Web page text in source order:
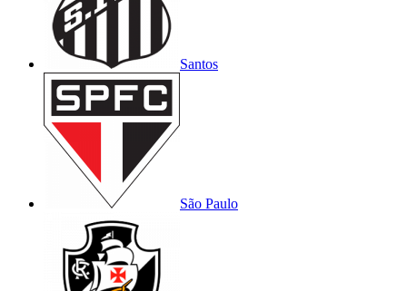
Santos
São Paulo